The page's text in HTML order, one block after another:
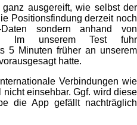
ausgereift, wie selbst der
Positionsfindung derzeit noch
sondern anhand von
Im unserem Test fuhr
5 Minuten früher an unserem
hatte.
Verbindungen wie
einsehbar. Ggf. wird diese
die App gefällt nachträglich